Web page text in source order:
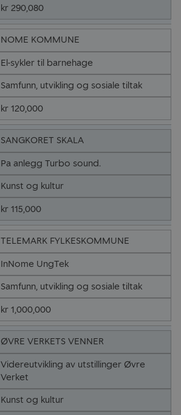
kr 290,080
NOME KOMMUNE
El-sykler til barnehage
Samfunn, utvikling og sosiale tiltak
kr 120,000
SANGKORET SKALA
Pa anlegg Turbo sound.
Kunst og kultur
kr 115,000
TELEMARK FYLKESKOMMUNE
InNome UngTek
Samfunn, utvikling og sosiale tiltak
kr 1,000,000
ØVRE VERKETS VENNER
Videreutvikling av utstillinger Øvre
Verket
Kunst og kultur